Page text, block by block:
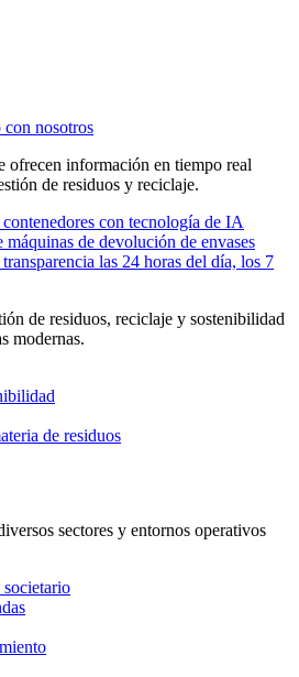
con nosotros
ofrecen información en tiempo real
de residuos y reciclaje.
con tecnología de IA
de devolución de envases
las 24 horas del día, los 7
de residuos, reciclaje y sostenibilidad
modernas.
de residuos
sectores y entornos operativos